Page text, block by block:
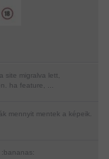
site migralva lett,
ha feature, ...
mennyit mentek a képeik.
:bananas: